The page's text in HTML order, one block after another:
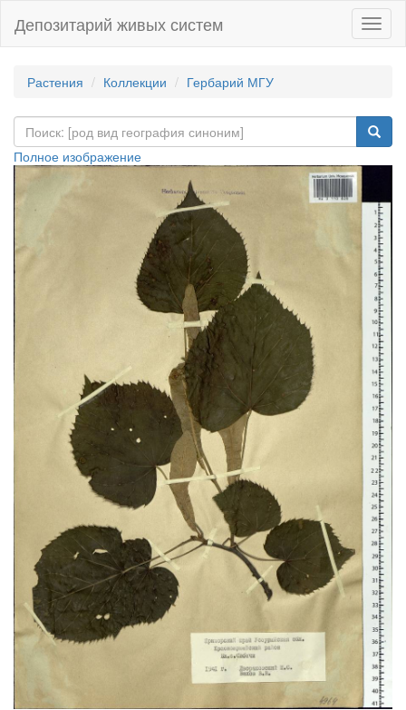
Депозитарий живых систем
Растения Коллекции Гербарий МГУ
Полное изображение